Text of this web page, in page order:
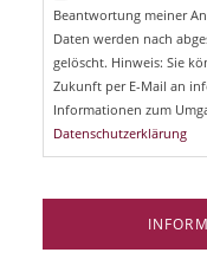
Beantwortung meiner
Daten werden nach
gelöscht. Hinweis: Sie
Zukunft per E-Mail an
Informationen zum
Datenschutzerklärung